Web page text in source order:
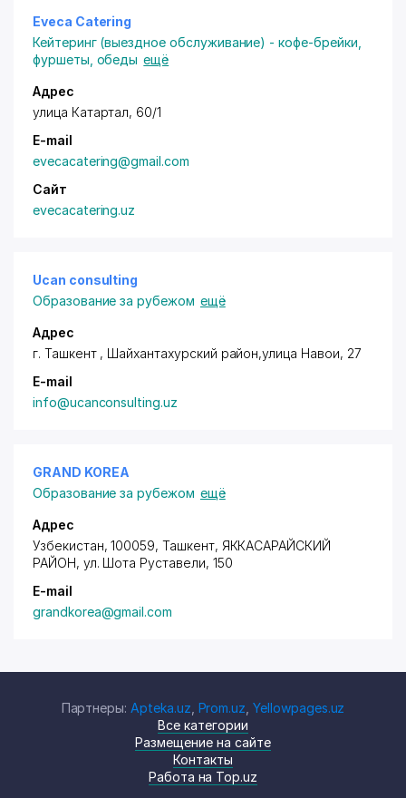
Eveca Catering
Кейтеринг (выездное обслуживание) - кофе-брейки,
фуршеты, обеды ещё
Адрес
улица Катартал, 60/1
E-mail
evecacatering@gmail.com
Сайт
evecacatering.uz
Ucan consulting
Образование за рубежом ещё
Адрес
г. Ташкент , Шайхантахурский район,улица Навои, 27
E-mail
info@ucanconsulting.uz
GRAND KOREA
Образование за рубежом ещё
Адрес
Узбекистан, 100059, Ташкент, ЯККАСАРАЙСКИЙ
РАЙОН, ул. Шота Руставели, 150
E-mail
grandkorea@gmail.com
Партнеры: Apteka.uz Prom.uz ,Yellowpages.uz
Все категории
Размещение на сайте
Контакты
Работа на Top.uz